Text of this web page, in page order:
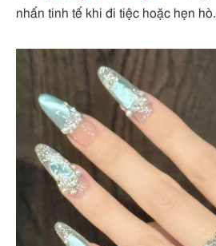
nhấn tinh tế khi đi tiệc hoặc hẹn hò.